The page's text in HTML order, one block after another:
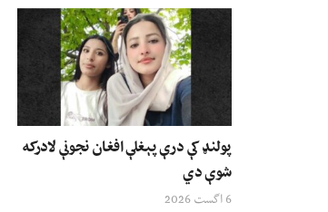
پولنډ کې درې پېغلې افغان نجونې لادرکه
شوې دي
6 اگست 2026